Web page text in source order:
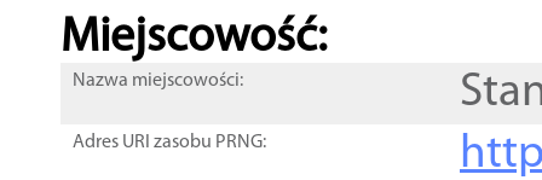
Miejscowość:
Nazwa miejscowości:
Adres URI zasobu PRNG: